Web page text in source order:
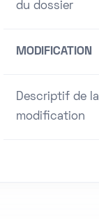
du dossier
MODIFICATION
Descriptif de la
modification